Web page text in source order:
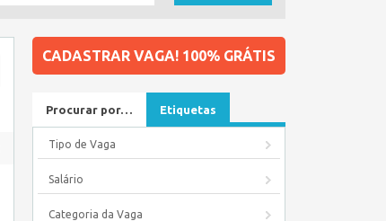
CADASTRAR VAGA! 100% GRÁTIS
Procurar por… Etiquetas
Tipo de Vaga
Salário
Categoria da Vaga